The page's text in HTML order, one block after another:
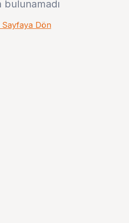
bulunamadı
Sayfaya Dön